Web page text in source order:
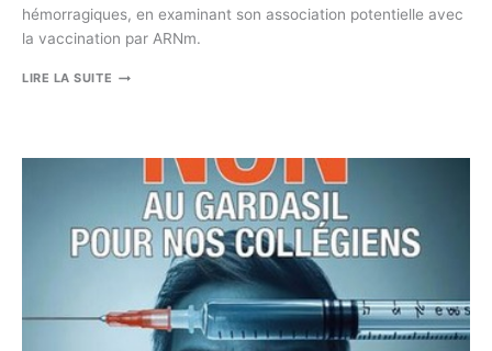
hémorragiques, en examinant son association potentielle avec
la vaccination par ARNm.
LIRE LA SUITE EXPRESSION
SARS-
COV-
LES
ARTÈRES